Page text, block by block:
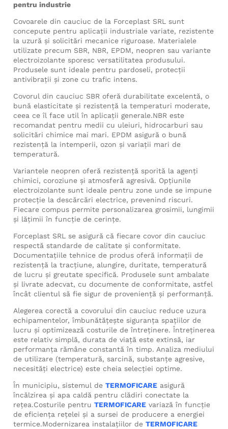
pentru industrie
Covoarele din cauciuc de la Forceplast SRL sunt
concepute pentru aplicaţii industriale variate, rezistente
la uzură şi solicitări mecanice riguroase. Materialele
utilizate precum SBR, NBR, EPDM, neopren sau variante
electroizolante sporesc versatilitatea produsului.
Produsele sunt ideale pentru pardoseli, protecţii
antivibraţii și zone cu trafic intens.
Covorul din cauciuc SBR oferă durabilitate excelentă, o
bună elasticitate şi rezistenţă la temperaturi moderate,
ceea ce îl face util în aplicaţii generale.NBR este
recomandat pentru medii cu uleiuri, hidrocarburi sau
solicitări chimice mai mari. EPDM asigură o bună
rezistență la intemperii, ozon și variații mari de
temperatură.
Variantele neopren oferă rezistență sporită la agenți
chimici, coroziune și atmosferă agresivă. Opțiunile
electroizolante sunt ideale pentru zone unde se impune
protecție la descărcări electrice, prevenind riscuri.
Fiecare compus permite personalizarea grosimii, lungimii
și lățimii în funcţie de cerinţe.
Forceplast SRL se asigură că fiecare covor din cauciuc
respectă standarde de calitate și conformitate.
Documentațiile tehnice de produs oferă informaţii de
rezistență la tracțiune, alungire, duritate, temperatură
de lucru şi greutate specifică. Produsele sunt ambalate
şi livrate adecvat, cu documente de conformitate, astfel
încât clientul să fie sigur de proveniență și performanță.
Alegerea corectă a covorului din cauciuc reduce uzura
echipamentelor, îmbunătăţeşte siguranţa spaţiilor de
lucru şi optimizează costurile de întreținere. Întreținerea
este relativ simplă, durata de viață este extinsă, iar
performanța rămâne constantă în timp. Analiza mediului
de utilizare (temperatură, sarcină, substanţe agresive,
necesități electrice) este cheia selecției optime.
În municipiu, sistemul de TERMOFICARE asigură
încălzirea și apa caldă pentru clădiri conectate la
rețea.Costurile pentru TERMOFICARE variază în funcție
de eficiența rețelei și a sursei de producere a energiei
termice.Modernizarea instalațiilor de TERMOFICARE